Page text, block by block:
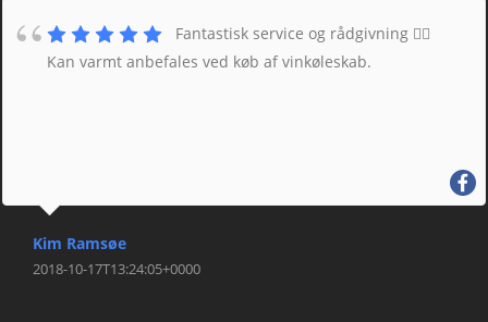
Fantastisk service og rådgivning 👌🏼
Kan varmt anbefales ved køb af vinkøleskab.
Kim Ramsøe
2018-10-17T13:24:05+0000